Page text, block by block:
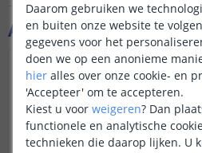
Aanvullende
Daarom gebruiken we
en buiten onze website te
gegevens voor het
doen we op een anonieme
hier alles over onze cookie- en
'Accepteer' om te accepteren.
Kiest u voor weigeren? Dan
functionele en analytische
technieken die daarop lijken. U